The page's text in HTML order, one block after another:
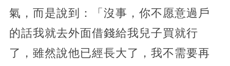
氣，而是說到：「沒事，你不愿意過戶
的話我就去外面借錢給我兒子買就行
了，雖然說他已經長大了，我不需要再